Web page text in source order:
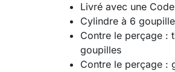
Livré avec une
Cylindre à 6
Contre le perçage :
goupilles
Contre le perçage :